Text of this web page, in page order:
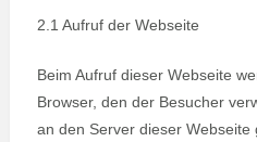
2.1 Aufruf der Webseite
Beim Aufruf dieser Webseite
Browser, den der Besucher
an den Server dieser Webseite